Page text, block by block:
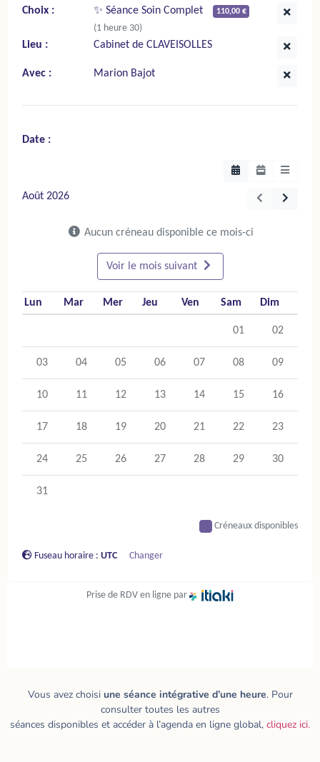
Vous avez choisi une séance intégrative d’une heure. Pour
consulter toutes les autres
séances disponibles et accéder à l’agenda en ligne global, cliquez ici.